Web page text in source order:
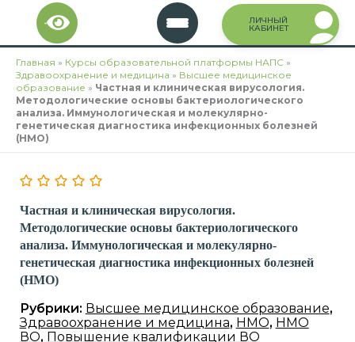
Перейти
содержимому
ЛИЧНЫЙ
КАБИНЕТ
Главная » Курсы образовательной платформы НАПС »
Здравоохранение и медицина » Высшее медицинское
образование » Частная и клиническая вирусология.
Методологические основы бактериологического
анализа. Иммунологическая и молекулярно-
генетическая диагностика инфекционных болезней
(НМО)
Частная и клиническая вирусология.
Методологические основы бактериологического
анализа. Иммунологическая и молекулярно-
генетическая диагностика инфекционных болезней
(НМО)
Рубрики: Высшее медицинское образование,
Здравоохранение и медицина, НМО, НМО
ВО, Повышение квалификации ВО